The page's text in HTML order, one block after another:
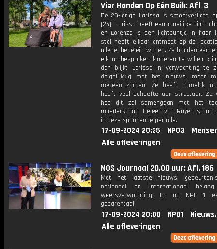
Vier Handen Op Eén Buik: Afl. 3
De 20-jarige Larissa is smoorverliefd
(25). Larissa heeft een moeilijke tijd
en Lorenzo is een lichtpuntje in haar
stel heeft elkaar ontmoet op de
allebei begeleid wonen. Ze hadden
elkaar besproken kinderen te willen
dan blijkt Larissa in verwachting te
dolgelukkig met het nieuws, maar
meteen zorgen. Ze heeft namelijk
heeft veel behoefte aan structuur. Ze
hoe dit zal samengaan met het
moederschap. Heleen van Royen staat
in deze spannende periode.
17-09-2024 20:25 NPO3
Alle afleveringen
NOS Journaal 20.00 uur: Afl. 186
Met het laatste nieuws,
nationaal en internationaal
weersverwachting. En op NPO 1
gebarentaal.
17-09-2024 20:00 NPO1
Alle afleveringen